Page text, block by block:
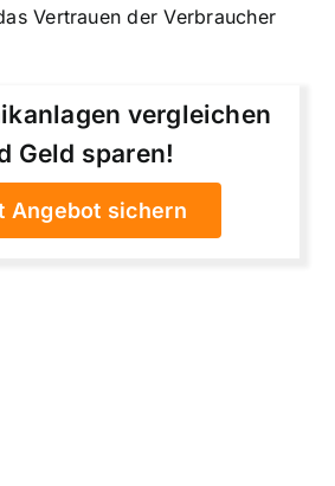
Vertrauen der Verbraucher
vergleichen
Geld sparen!
Angebot sichern